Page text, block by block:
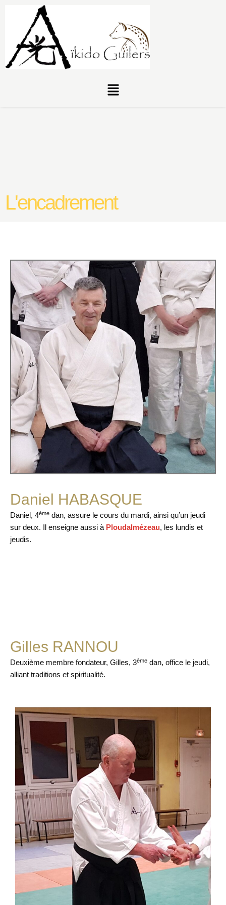
contenu
Menu
L'encadrement
Daniel HABASQUE
Daniel, 4ème dan, assure le cours du mardi, ainsi qu’un jeudi
sur deux. Il enseigne aussi à Ploudalmézeau, les lundis et
jeudis.
Gilles RANNOU
Deuxième membre fondateur, Gilles, 3ème dan, office le jeudi,
alliant traditions et spiritualité.